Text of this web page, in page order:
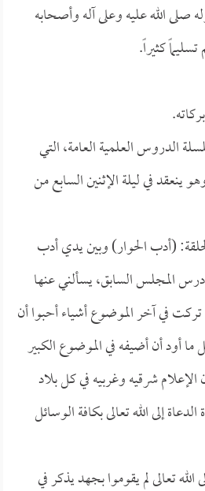
صلى الله عليه وعلى آله وأصحابه
كثيراً.
الدروس العلمية العامة، التي
ينعقد في ليلة الإثنين السابع من
(أدب الحوار) وبين يدي أدب
المجلس السابق، يسألني عنها
في آخر الموضوع أشياء أحبوا أن
أود أن أضيفه في الموضوع الكبير
شرقيه وغربيه في كل بلاد
إلى الله تعالى بكافة الوسائل
تعالى لم يقوموا بجهد يذكر في